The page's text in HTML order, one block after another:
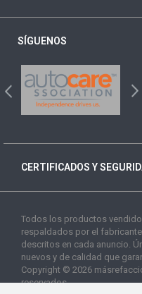
SÍGUENOS
CERTIFICADOS Y
Todos los productos
respaldados por el
descritos en cada anuncio.
nuevos y de calidad que
Copyright © 2026
reservados